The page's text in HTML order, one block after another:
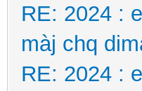
RE: 2024 :
màj chq
RE: 2024 :